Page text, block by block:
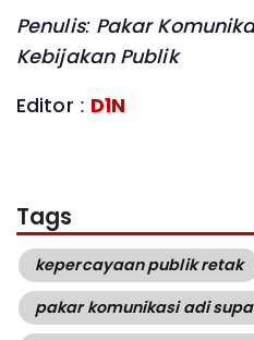
Penulis: Pakar
Kebijakan Publik
Editor : D1N
Tags
kepercayaan publik retak
pakar komunikasi adi